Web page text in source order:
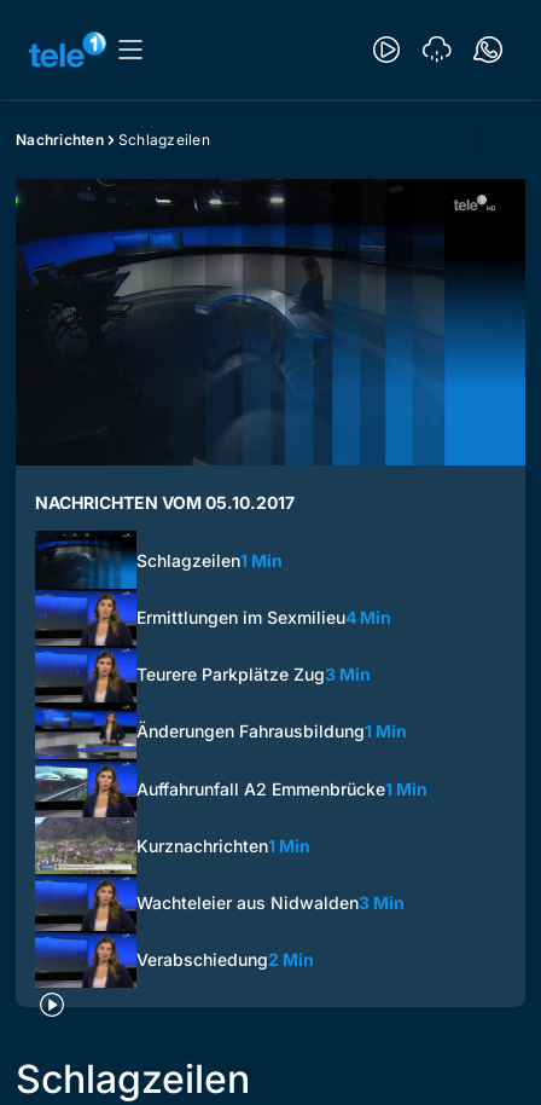
Nachrichten Schlagzeilen
NACHRICHTEN VOM 05.10.2017
Schlagzeilen1 Min
Ermittlungen im Sexmilieu4 Min
Teurere Parkplätze Zug3 Min
Änderungen Fahrausbildung1 Min
Auffahrunfall A2 Emmenbrücke1 Min
Kurznachrichten1 Min
Wachteleier aus Nidwalden3 Min
Verabschiedung2 Min
Schlagzeilen